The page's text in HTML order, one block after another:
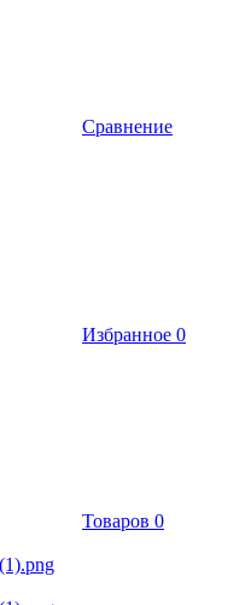
Сравнение
Избранное 0
Товаров 0